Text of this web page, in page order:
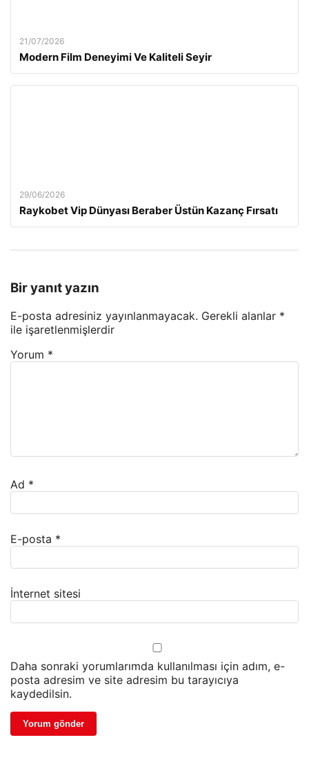
21/07/2026
Modern Film Deneyimi Ve Kaliteli Seyir
29/06/2026
Raykobet Vip Dünyası Beraber Üstün Kazanç Fırsatı
Bir yanıt yazın
E-posta adresiniz yayınlanmayacak. Gerekli alanlar *
ile işaretlenmişlerdir
Yorum *
Ad *
E-posta *
İnternet sitesi
Daha sonraki yorumlarımda kullanılması için adım, e-
posta adresim ve site adresim bu tarayıcıya
kaydedilsin.